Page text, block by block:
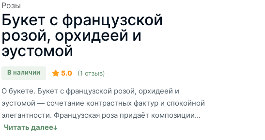
Розы
Букет с французской
розой, орхидеей и
эустомой
В наличии 5.0 (1 отзыв)
О букете. Букет с французской розой, орхидеей и
эустомой — сочетание контрастных фактур и спокойной
элегантности. Французская роза придаёт композиции...
Читать далее